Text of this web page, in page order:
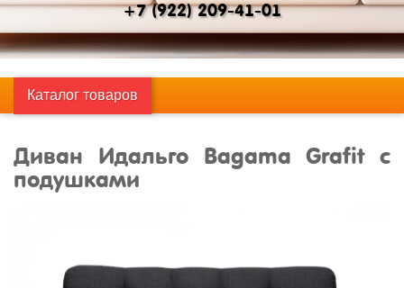
+7 (922) 209-41-01
Каталог товаров
Диван Идальго Bagama Grafit с
подушками